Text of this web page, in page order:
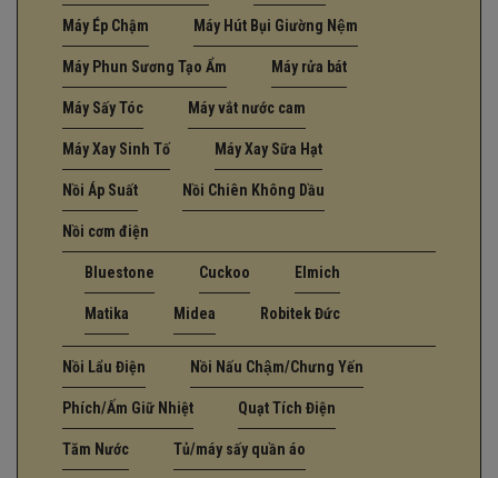
Máy Ép Chậm Máy Hút Bụi Giường Nệm
Máy Phun Sương Tạo Ẩm Máy rửa bát
Máy Sấy Tóc Máy vắt nước cam
Máy Xay Sinh Tố Máy Xay Sữa Hạt
Nồi Áp Suất Nồi Chiên Không Dầu
Nồi cơm điện
Bluestone Cuckoo Elmich
Matika Midea Robitek Đức
Nồi Lẩu Điện Nồi Nấu Chậm/Chưng Yến
Phích/Ấm Giữ Nhiệt Quạt Tích Điện
Tăm Nước Tủ/máy sấy quần áo